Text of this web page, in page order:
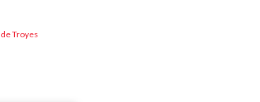
Troyes